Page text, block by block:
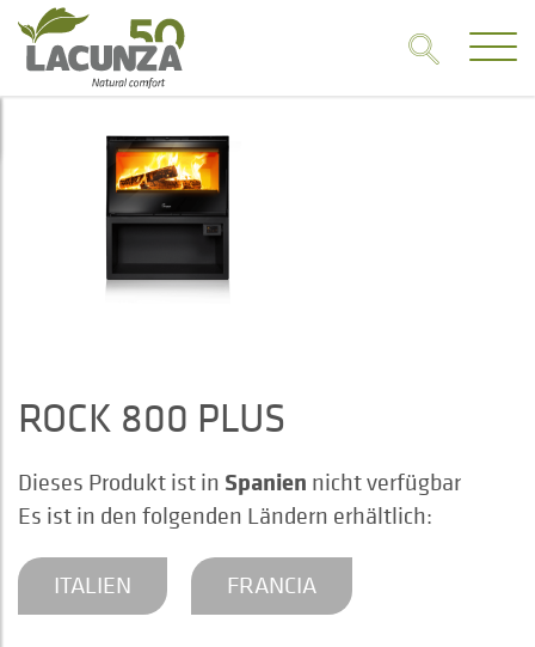
ROCK 800 PLUS
Dieses Produkt ist in Spanien nicht verfügbar
Es ist in den folgenden Ländern erhältlich:
ITALIEN FRANCIA